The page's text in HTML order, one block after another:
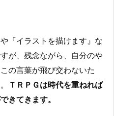
『イラストを描けます』な
が、残念ながら、自分のや
の言葉が飛び交わないた
ＴＲＰＧは時代を重ねれば
きてきます。